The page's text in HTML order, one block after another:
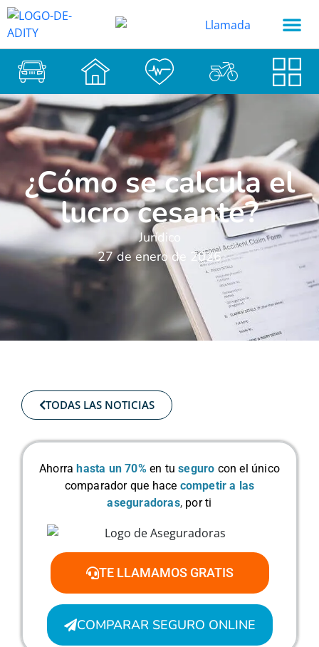
¿Cómo se calcula el
lucro cesante?
Jurídico
27 de enero de 2026
TODAS LAS NOTICIAS
Ahorra hasta un 70% en tuseguro con el único
comparador que hace competir a las
aseguradoras, por ti
TE LLAMAMOS GRATIS
COMPARAR SEGURO ONLINE